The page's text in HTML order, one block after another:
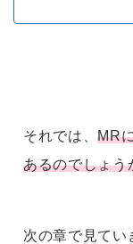
それでは、MR
あるのでしょう
次の章で見てい